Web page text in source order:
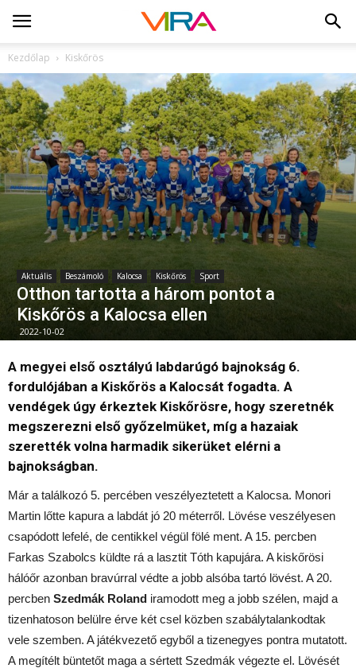
Kezdőlap Kiskőrös
Aktuális Beszámoló Kalocsa Kiskőrös Sport
Otthon tartotta a három pontot a
Kiskőrös a Kalocsa ellen
2022-10-02
A megyei első osztályú labdarúgó bajnokság 6.
fordulójában a Kiskőrös a Kalocsát fogadta. A
vendégek úgy érkeztek Kiskőrösre, hogy szeretnék
megszerezni első győzelmüket, míg a hazaiak
szerették volna harmadik sikerüket elérni a
bajnokságban.
Már a találkozó 5. percében veszélyeztetett a Kalocsa. Monori
Martin lőtte kapura a labdát jó 20 méterről. Lövése veszélyesen
csapódott lefelé, de centikkel végül fölé ment. A 15. percben
Farkas Szabolcs küldte rá a lasztit Tóth kapujára. A kiskőrösi
hálóőr azonban bravúrral védte a jobb alsóba tartó lövést. A 20.
percben Szedmák Roland iramodott meg a jobb szélen, majd a
tizenhatoson belülre érve két csel közben szabálytalankodtak
vele szemben. A játékvezető egyből a tizenegyes pontra mutatott.
A megítélt büntetőt maga a sértett Szedmák végezte el. Lövését